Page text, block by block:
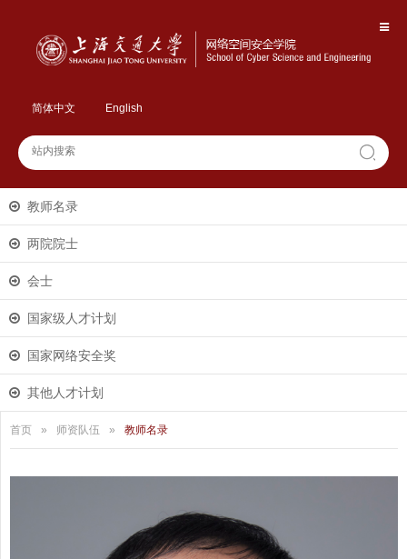
简体中文 English
教师名录
两院院士
会士
国家级人才计划
国家网络安全奖
其他人才计划
首页 » 师资队伍 » 教师名录